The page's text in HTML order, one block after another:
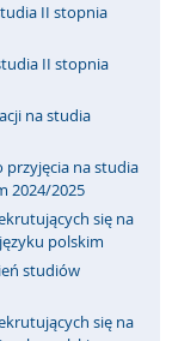
II stopnia
II stopnia
na studia
na studia
2024/2025
się na
polskim
studiów
się na